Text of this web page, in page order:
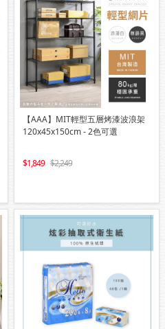
【AAA】MIT輕型五層烤漆波浪架
120x45x150cm - 2色可選
1,849 2,249